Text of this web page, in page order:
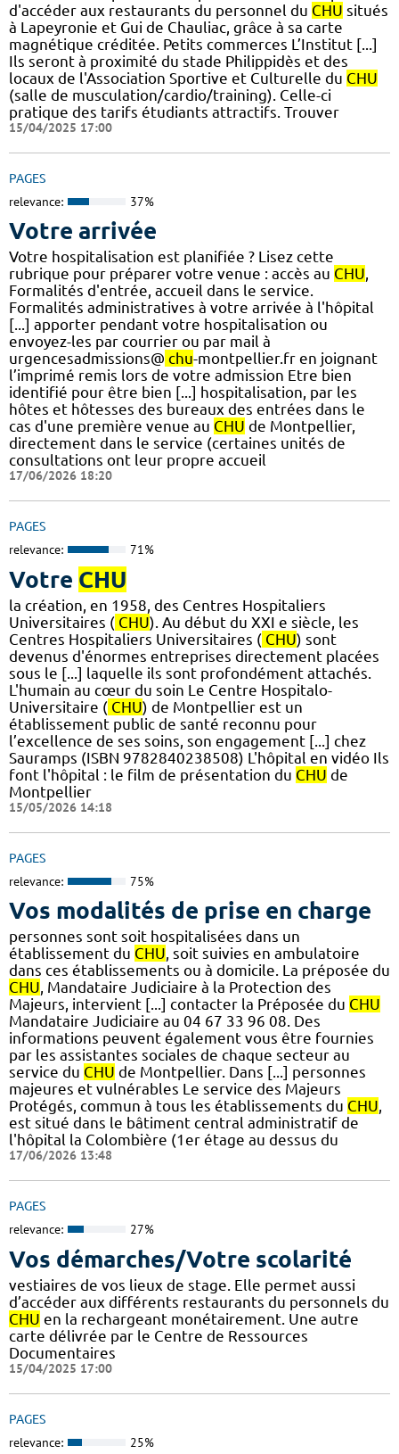
d'accéder aux restaurants du personnel du CHU situés
à Lapeyronie et Gui de Chauliac, grâce à sa carte
magnétique créditée. Petits commerces L’Institut [...]
Ils seront à proximité du stade Philippidès et des
locaux de l'Association Sportive et Culturelle du CHU
(salle de musculation/cardio/training). Celle-ci
pratique des tarifs étudiants attractifs. Trouver
15/04/2025 17:00
PAGES
relevance: 37%
Votre arrivée
Votre hospitalisation est planifiée ? Lisez cette
rubrique pour préparer votre venue : accès au CHU,
Formalités d'entrée, accueil dans le service.
Formalités administratives à votre arrivée à l'hôpital
[...] apporter pendant votre hospitalisation ou
envoyez-les par courrier ou par mail à
urgencesadmissions@ chu-montpellier.fr en joignant
l’imprimé remis lors de votre admission Etre bien
identifié pour être bien [...] hospitalisation, par les
hôtes et hôtesses des bureaux des entrées dans le
cas d'une première venue au CHU de Montpellier,
directement dans le service (certaines unités de
consultations ont leur propre accueil
17/06/2026 18:20
PAGES
relevance: 71%
Votre CHU
la création, en 1958, des Centres Hospitaliers
Universitaires ( CHU). Au début du XXI e siècle, les
Centres Hospitaliers Universitaires ( CHU) sont
devenus d'énormes entreprises directement placées
sous le [...] laquelle ils sont profondément attachés.
L'humain au cœur du soin Le Centre Hospitalo-
Universitaire ( CHU) de Montpellier est un
établissement public de santé reconnu pour
l’excellence de ses soins, son engagement [...] chez
Sauramps (ISBN 9782840238508) L'hôpital en vidéo Ils
font l'hôpital : le film de présentation du CHU de
Montpellier
15/05/2026 14:18
PAGES
relevance: 75%
Vos modalités de prise en charge
personnes sont soit hospitalisées dans un
établissement du CHU, soit suivies en ambulatoire
dans ces établissements ou à domicile. La préposée du
CHU, Mandataire Judiciaire à la Protection des
Majeurs, intervient [...] contacter la Préposée du CHU
Mandataire Judiciaire au 04 67 33 96 08. Des
informations peuvent également vous être fournies
par les assistantes sociales de chaque secteur au
service du CHU de Montpellier. Dans [...] personnes
majeures et vulnérables Le service des Majeurs
Protégés, commun à tous les établissements du CHU,
est situé dans le bâtiment central administratif de
l'hôpital la Colombière (1er étage au dessus du
17/06/2026 13:48
PAGES
relevance: 27%
Vos démarches/Votre scolarité
vestiaires de vos lieux de stage. Elle permet aussi
d’accéder aux différents restaurants du personnels du
CHU en la rechargeant monétairement. Une autre
carte délivrée par le Centre de Ressources
Documentaires
15/04/2025 17:00
PAGES
relevance: 25%